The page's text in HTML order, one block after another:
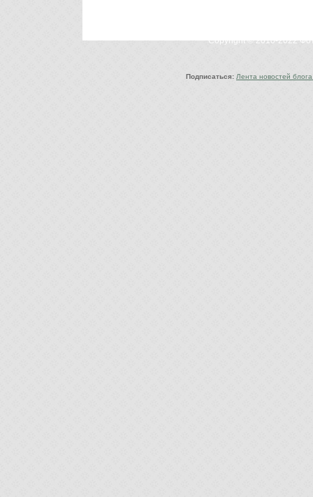
Copyright © 2010-2022
Подписаться: Лента новостей